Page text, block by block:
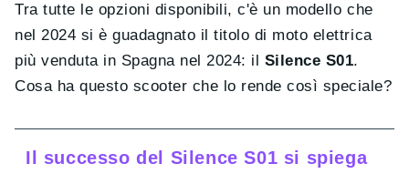
Tra tutte le opzioni disponibili, c'è un modello che
nel 2024 si è guadagnato il titolo di moto elettrica
più venduta in Spagna nel 2024: il Silence S01.
Cosa ha questo scooter che lo rende così speciale?
Il successo del Silence S01 si spiega